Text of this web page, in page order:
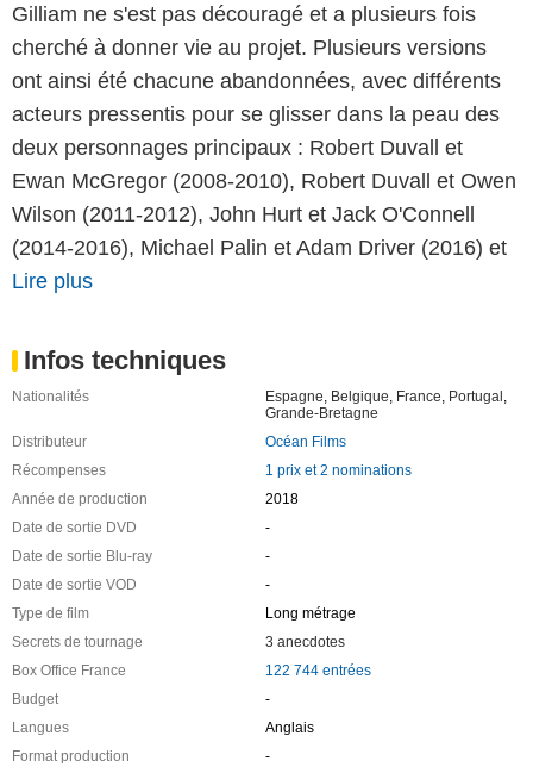
Gilliam ne s'est pas découragé et a plusieurs fois
cherché à donner vie au projet. Plusieurs versions
ont ainsi été chacune abandonnées, avec différents
acteurs pressentis pour se glisser dans la peau des
deux personnages principaux : Robert Duvall et
Ewan McGregor (2008-2010), Robert Duvall et Owen
Wilson (2011-2012), John Hurt et Jack O'Connell
(2014-2016), Michael Palin et Adam Driver (2016) et
Lire plus
Infos techniques
Nationalités Espagne, Belgique, France, Portugal ,
Grande-Bretagne
Distributeur
Océan Films
Récompenses
1 prix et 2 nominations
Année de production
2018
Date de sortie DVD
-
Date de sortie Blu-ray
-
Date de sortie VOD
-
Type de film
Long métrage
Secrets de tournage
3 anecdotes
Box Office France
122 744 entrées
Budget
-
Langues
Anglais
Format production
-